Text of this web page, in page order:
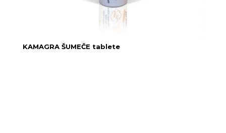
KAMAGRA ŠUMEČE tablete